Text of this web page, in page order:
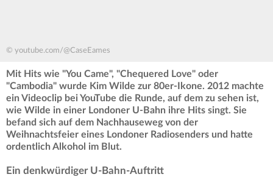
© youtube.com/@CaseEames
Mit Hits wie "You Came", "Chequered Love" oder
"Cambodia" wurde Kim Wilde zur 80er-Ikone. 2012 machte
ein Videoclip bei YouTube die Runde, auf dem zu sehen ist,
wie Wilde in einer Londoner U-Bahn ihre Hits singt. Sie
befand sich auf dem Nachhauseweg von der
Weihnachtsfeier eines Londoner Radiosenders und hatte
ordentlich Alkohol im Blut.
Ein denkwürdiger U-Bahn-Auftritt